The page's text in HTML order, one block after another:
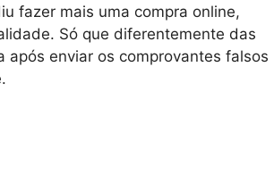
fazer mais uma compra online,
Só que diferentemente das
após enviar os comprovantes falsos